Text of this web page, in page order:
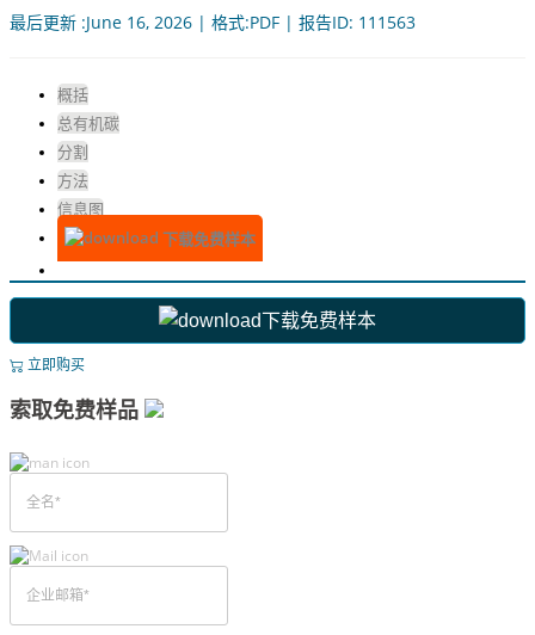
最后更新 :June 16, 2026 | 格式:PDF | 报告ID: 111563
概括
总有机碳
分割
方法
信息图
下载免费样本
下载免费样本
立即购买
索取免费样品